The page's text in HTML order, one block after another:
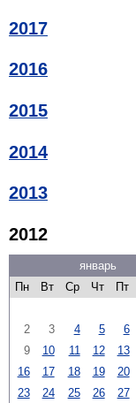
2017
2016
2015
2014
2013
2012
январь
Пн
Вт Ср Чт Пт
2
3 4 5 6
9
10 11 12 13
16
17 18 19 20
23
24 25 26 27